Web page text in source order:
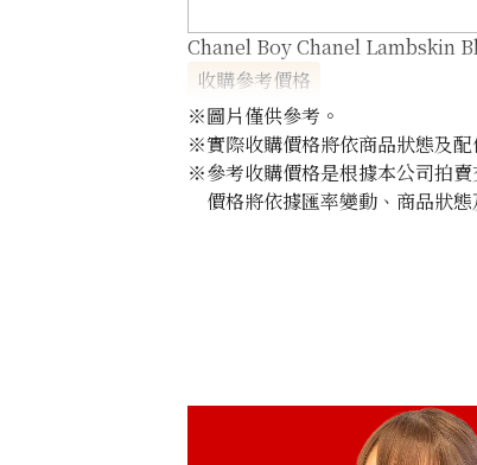
Chanel Boy Chanel Lambskin
收購參考價格
NTD 68,181
※圖片僅供參考。
※實際收購價格將依商品狀態及配
※參考收購價格是根據本公司拍
價格將依據匯率變動、商品狀